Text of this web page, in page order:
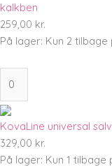
kalkben
259,00 kr.
På lager: Kun 2 tilbage
KovaLine universal
329,00 kr.
På lager: Kun 1 tilbage